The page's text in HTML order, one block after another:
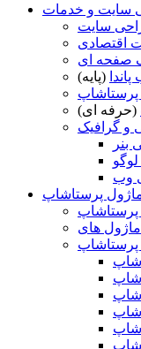
سایت و خدمات
سایت
اقتصادی
صفحه ای
(پایه)
(حرفه ای)
و گرافیک
بنر
وب
پرستاشاپ
پرستاشاپ
پرستاشاپ